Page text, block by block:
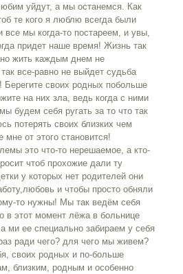
уйдут, а мы останемся. Как
те кого я люблю всегда были
мы когда-то постареем, и увы,
придет наше время! Жизнь так
жить каждым днем не
все-равно не выйдет судьба
Берегите своих родных побольше
на них зла, ведь когда с ними
будем себя ругать за то что так
потерять своих близких чем
от этого становится!
это что-то нерешаемое, а кто-
чтоб прохожие дали ту
у которых нет родителей они
и чтобы просто обняли
то нужны! Мы так ведём себя
в этот момент лёжа в больнице
ми ее специально забираем у себя
ради чего? для чего мы живем?
своих родных и по-больше
близким, родным и особенно